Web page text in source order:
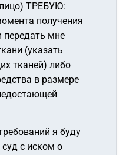
ТРЕБУЮ:
получения
передать мне
(указать
тканей) либо
в размере
я буду
с иском о